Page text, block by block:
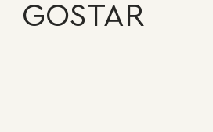
GOSTAR